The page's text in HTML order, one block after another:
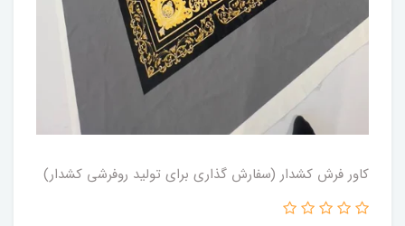
کاور فرش کشدار (سفارش گذاری برای تولید روفرشی کشدار)